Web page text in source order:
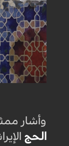
وأشار
الحج